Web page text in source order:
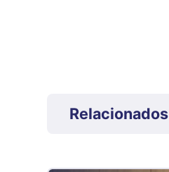
Relacionados